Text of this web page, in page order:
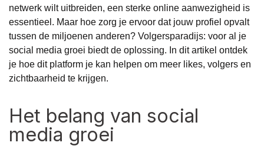
netwerk wilt uitbreiden, een sterke online aanwezigheid is
essentieel. Maar hoe zorg je ervoor dat jouw profiel opvalt
tussen de miljoenen anderen? Volgersparadijs: voor al je
social media groei biedt de oplossing. In dit artikel ontdek
je hoe dit platform je kan helpen om meer likes, volgers en
zichtbaarheid te krijgen.
Het belang van social
media groei